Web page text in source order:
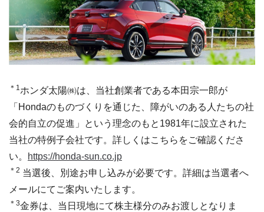
＊1ホンダ太陽㈱は、当社創業者である本田宗一郎が
「Hondaのものづくりを通じた、障がいのある人たちの社
会的自立の促進」という理念のもと1981年に設立された
当社の特例子会社です。詳しくはこちらをご確認くださ
い。
https://honda-sun.co.jp
＊2 当選後、別途お申し込みが必要です。詳細は当選者へ
メールにてご案内いたします。
＊3金券は、当日現地にて株主様分のみお渡しとなりま